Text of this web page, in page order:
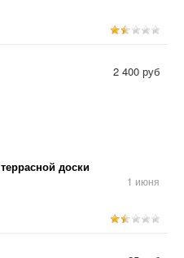
доски
1 июня
2 400 руб